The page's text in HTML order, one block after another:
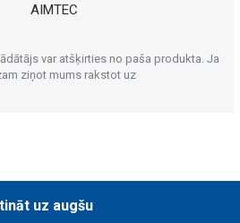
AIMTEC
var atšķirties no paša produkta. Ja
ziņot mums rakstot uz
uz augšu